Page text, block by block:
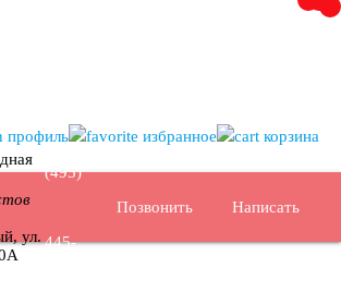
профиль избранное корзина
ул.
(495)
445-
Позвонить Написать